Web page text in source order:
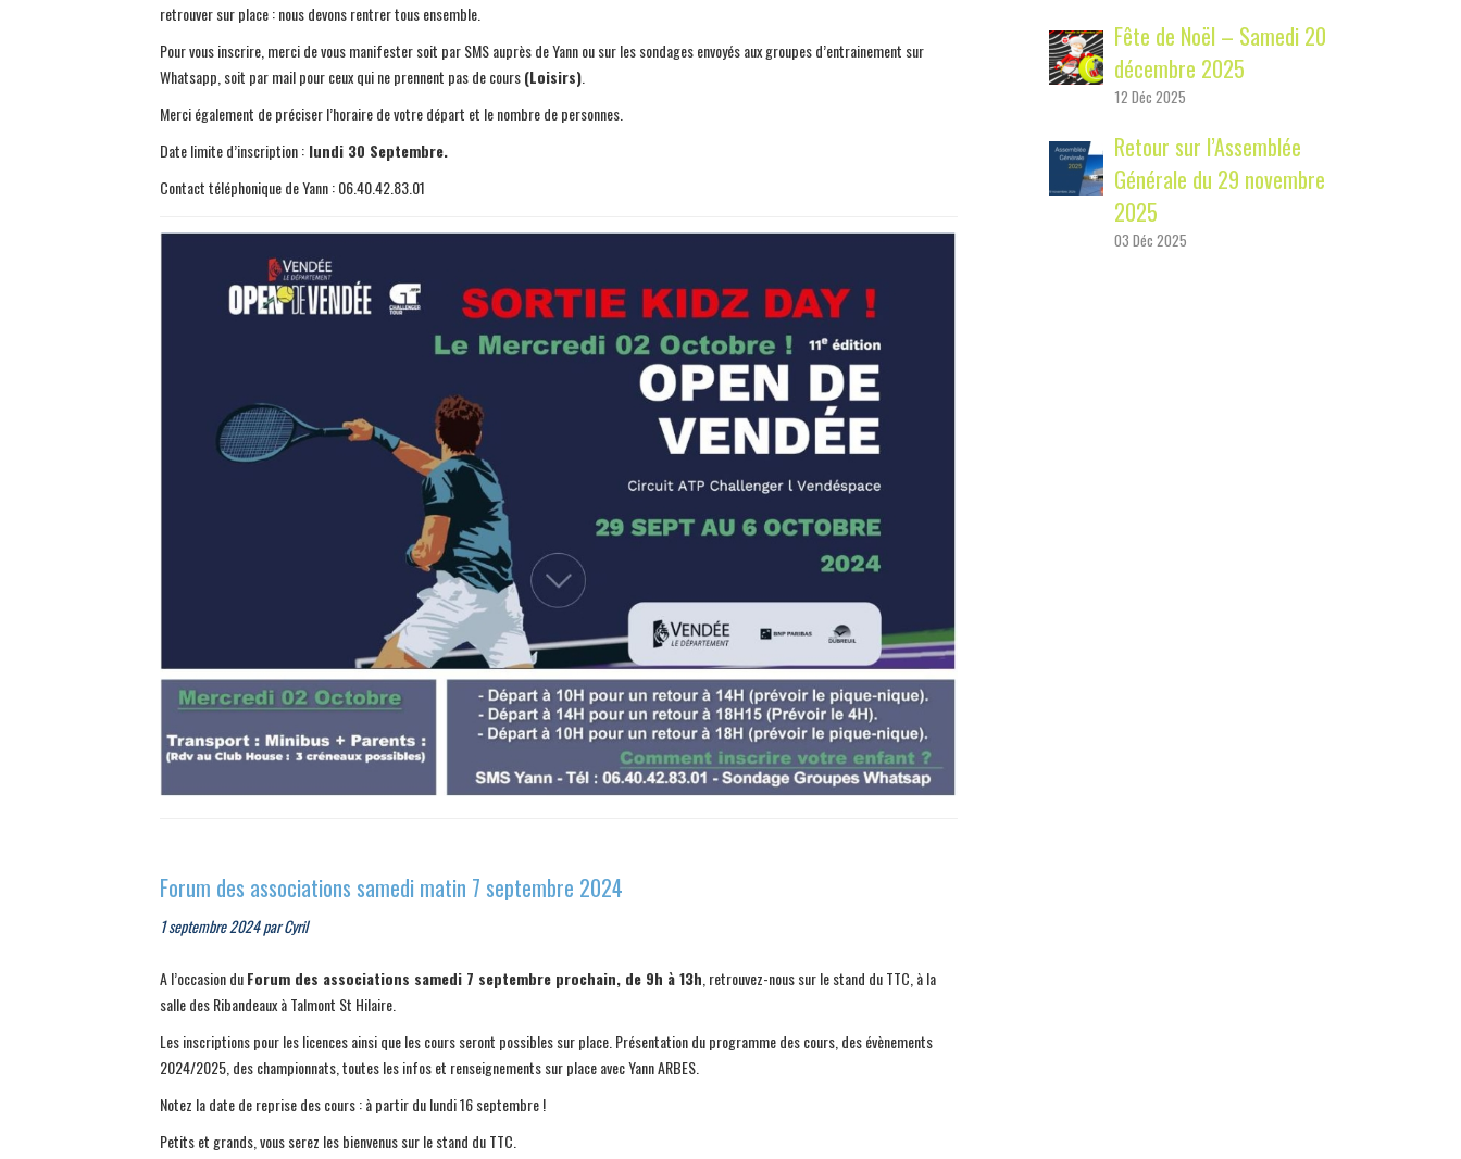
retrouver sur place : nous devons rentrer tous ensemble.
Pour vous inscrire, merci de vous manifester soit par SMS auprès de Yann ou sur les sondages envoyés aux groupes d’entrainement sur
Whatsapp, soit par mail pour ceux qui ne prennent pas de cours(Loisirs)
Merci également de préciser l’horaire de votre départ et le nombre de personnes.
Date limite d’inscription : lundi 30 Septembre.
Contact téléphonique de Yann : 06.40.42.83.01
Forum des associations samedi matin 7 septembre 2024
1 septembre 2024parCyril
A l’occasion duForum des associations samedi 7 septembre prochain, de 9h à 13h, retrouvez-nous sur le stand du TTC, à la
salle des Ribandeaux à Talmont St Hilaire.
Les inscriptions pour les licences ainsi que les cours seront possibles sur place. Présentation du programme des cours, des évènements
2024/2025, des championnats, toutes les infos et renseignements sur place avec Yann ARBES.
Notez la date de reprise des cours : à partir du lundi 16 septembre !
Petits et grands, vous serez les bienvenus sur le stand du TTC.
b
a
Fête de Noël – Samedi 20
décembre 2025
12 Déc 2025
Retour sur l’Assemblée
Générale du 29 novembre
2025
03 Déc 2025